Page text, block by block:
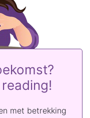
reading!
met betrekking